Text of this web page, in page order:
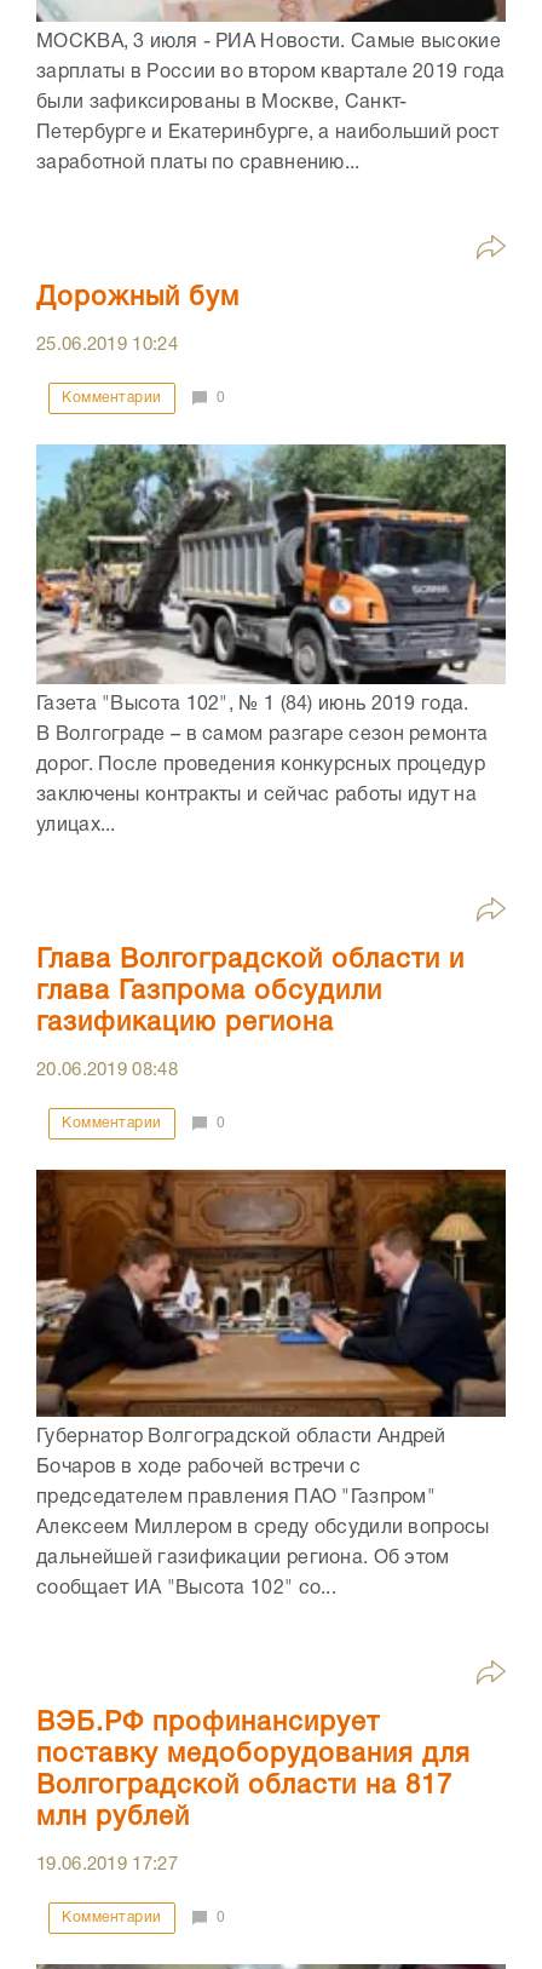
МОСКВА, 3 июля - РИА Новости. Самые высокие
зарплаты в России во втором квартале 2019 года
были зафиксированы в Москве, Санкт-
Петербурге и Екатеринбурге, а наибольший рост
заработной платы по сравнению...
Дорожный бум
25.06.2019 10:24
Комментарии 0
Газета "Высота 102", № 1 (84) июнь 2019 года.
В Волгограде – в самом разгаре сезон ремонта
дорог. После проведения конкурсных процедур
заключены контракты и сейчас работы идут на
улицах...
Глава Волгоградской области и
глава Газпрома обсудили
газификацию региона
20.06.201908:48
Комментарии 0
Губернатор Волгоградской области Андрей
Бочаров в ходе рабочей встречи с
председателем правления ПАО "Газпром"
Алексеем Миллером в среду обсудили вопросы
дальнейшей газификации региона. Об этом
сообщает ИА "Высота 102" со...
ВЭБ.РФ профинансирует
поставку медоборудования для
Волгоградской области на 817
млн рублей
19.06.2019 17:27
Комментарии 0